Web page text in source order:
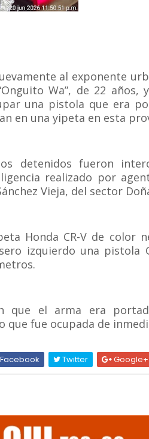
al exponente
Wa”, de 22 años,
una pistola que era
en una yipeta en esta
detenidos fueron
realizado por
Vieja, del sector
Honda CR-V de color
izquierdo una pistola
que el arma era
que fue ocupada de
Facebook Twitter Google+